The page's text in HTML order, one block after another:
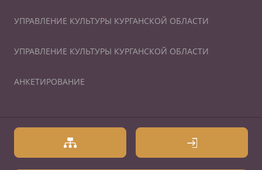
УПРАВЛЕНИЕ КУЛЬТУРЫ КУРГАНСКОЙ ОБЛАСТИ
УПРАВЛЕНИЕ КУЛЬТУРЫ КУРГАНСКОЙ ОБЛАСТИ
АНКЕТИРОВАНИЕ